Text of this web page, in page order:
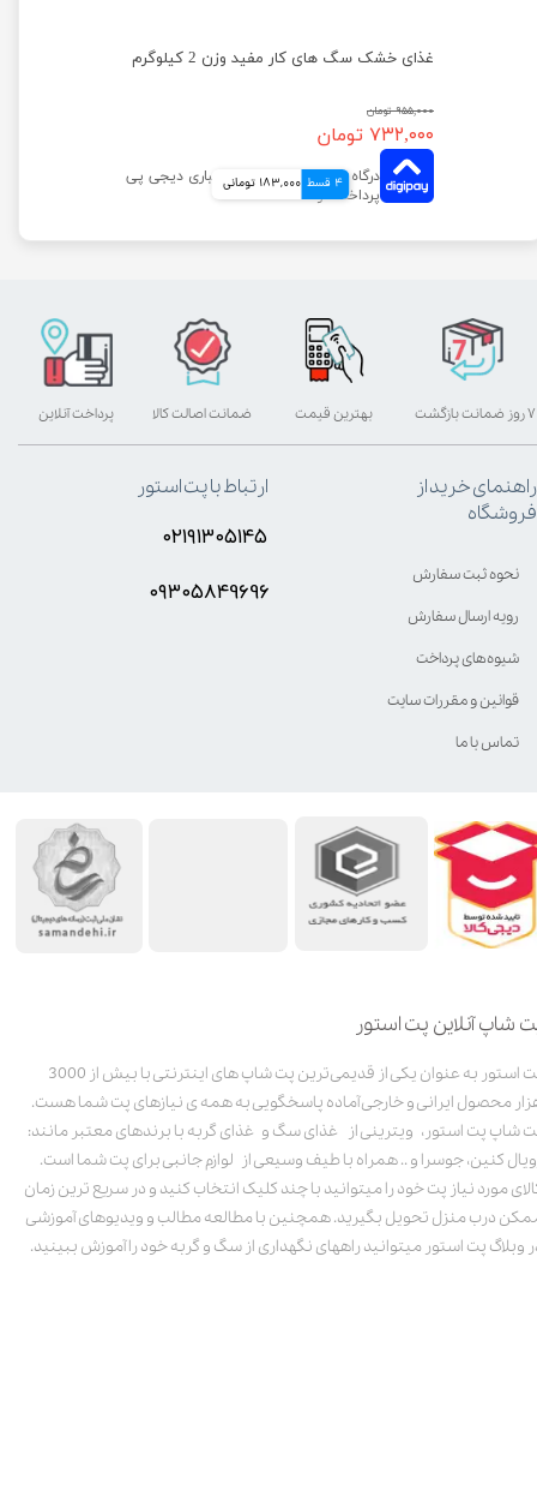
غذای خشک سگ های کار مفید وزن 2 کیلوگرم
۹۵۵,۰۰۰ تومان
۷۳۲,۰۰۰ تومان
4 قسط 183,000 تومانی
شاپ آنلاین پت استور
پت استور به عنوان یکی از قدیمی‌ترین پت شاپ های اینترنتی با بیش از 3000
محصول ایرانی و خارجی آماده پاسخگویی به همه ی نیازهای پت شما هست.
شاپ پت استور، ویترینی از غذای سگ و غذای گربه با برندهای معتبر مانند:
کنین، جوسرا و .. همراه با طیف وسیعی از لوازم جانبی برای پت شما است.
مورد نیاز پت خود را میتوانید با چند کلیک انتخاب کنید و در سریع ترین زمان
درب منزل تحویل بگیرید. همچنین با مطالعه مطالب و ویدیوهای آموزشی
وبلاگ پت استور میتوانید راههای نگهداری از سگ و گربه خود را آموزش ببینید.
بهترین قیمت پرداخت آنلاین ۷ روز ضمانت بازگشت ضمانت اصالت کالا
راهنمای خرید از
فروشگاه
نحوه ثبت سفارش
رویه ارسال سفارش
شیوه‌های پرداخت
قوانین و مقررات سایت
تماس با ما
ارتباط با پت استور
۰۲۱۹۱۳۰۵۱۴۵
۰۹۳۰۵8۴9696